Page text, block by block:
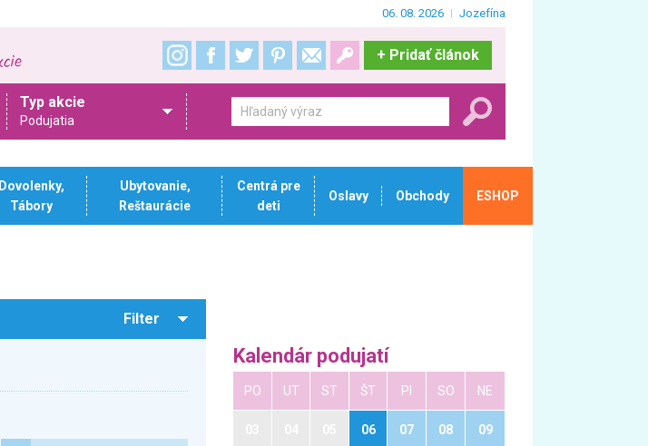
06. 08. 2026 Jozefína
+ Pridať článok
Typ akcie
Podujatia
Dovolenky,
Tábory
Ubytovanie,
Reštaurácie
Centrá pre
deti
Oslavy Obchody ESHOP
Filter
Kalendár podujatí
PO UT ST ŠT PI SO NE
06 07 08 09